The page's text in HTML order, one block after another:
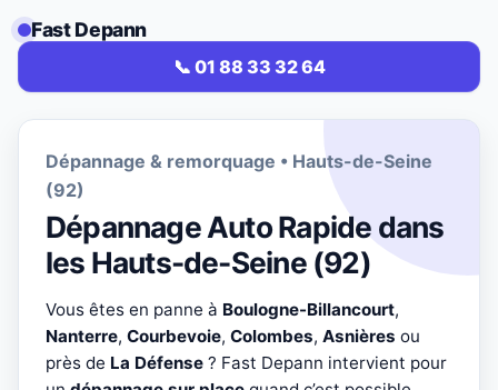
Fast Depann
📞 01 88 33 32 64
Dépannage & remorquage • Hauts-de-Seine
(92)
Dépannage Auto Rapide dans
les Hauts-de-Seine (92)
Vous êtes en panne à Boulogne-Billancourt,
Nanterre, Courbevoie, Colombes, Asnières ou
près de La Défense ? Fast Depann intervient pour